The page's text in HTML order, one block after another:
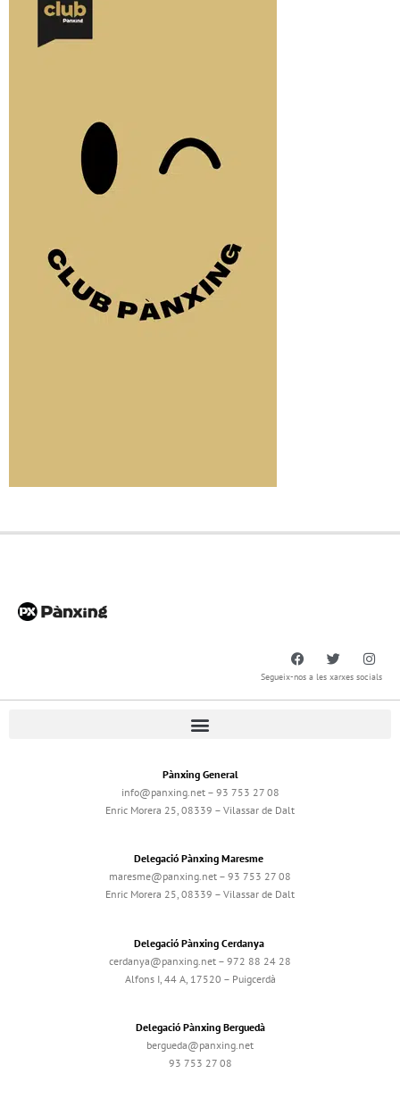
Segueix-nos a les xarxes socials
Pànxing General
info@panxing.net – 93 753 27 08
Enric Morera 25, 08339 – Vilassar de Dalt
Delegació Pànxing Maresme
maresme@panxing.net – 93 753 27 08
Enric Morera 25, 08339 – Vilassar de Dalt
Delegació Pànxing Cerdanya
cerdanya@panxing.net – 972 88 24 28
Alfons I, 44 A, 17520 – Puigcerdà
Delegació Pànxing Berguedà
bergueda@panxing.net
93 753 27 08